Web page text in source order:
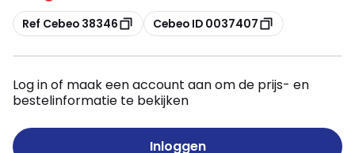
Kopiëren
Ref Cebeo 38346 Kopiëren
Cebeo ID 0037407
Log in of maak een account aan om de prijs- en
bestelinformatie te bekijken
Inloggen